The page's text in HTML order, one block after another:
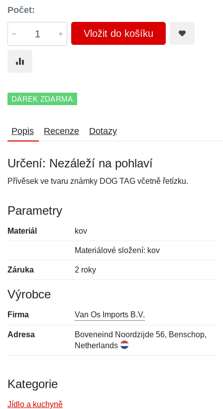
Počet:
Vložit do košíku
DÁREK ZDARMA
Popis Recenze Dotazy
Určení: Nezáleží na pohlaví
Přívěsek ve tvaru známky DOG TAG včetně řetízku.
Parametry
Materiál kov
Materiálové složení: kov
Záruka 2 roky
Výrobce
Firma Van Os Imports B.V.
Adresa
Boveneind Noordzijde 56, Benschop,
Netherlands
Kategorie
Jídlo a kuchyně